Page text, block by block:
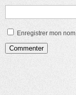
Enregistrer mon